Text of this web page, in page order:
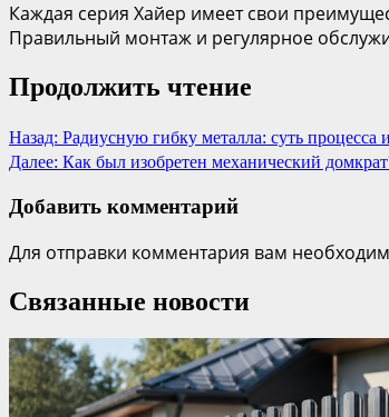
Каждая серия Хайер имеет свои
Правильный монтаж и регулярное
Продолжить чтение
Назад: Радиусную гибку металла: суть
Далее: Как был изобретен механический
Добавить комментарий
Для отправки комментария вам
Связанные новости